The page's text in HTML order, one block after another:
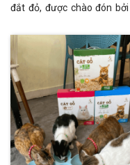
đắt đỏ, được chào đón
mèo tham dự đều được
chấm theo tiêu chuẩn
trợ đồng của Sự kiện. Với mong muốn giới thiệu đến đông đảo
người nuôi mèo các sản
cho mèo và chủ nuôi.
ủng hộ nhiệt tình của